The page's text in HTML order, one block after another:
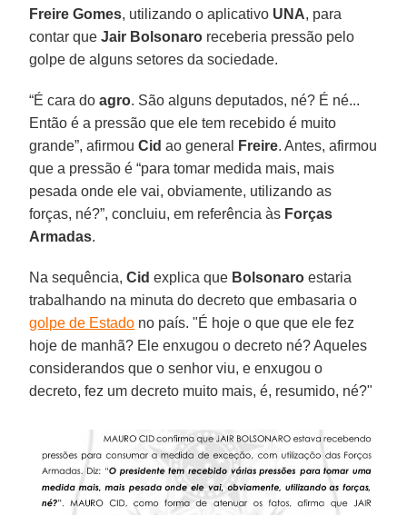
Freire Gomes, utilizando o aplicativo UNA, para
contar queJair Bolsonaro receberia pressão pelo
golpe de alguns setores da sociedade.
“É cara doagro. São alguns deputados, né? É né...
Então é a pressão que ele tem recebido é muito
grande”, afirmouCid ao general Freire. Antes, afirmou
que a pressão é “para tomar medida mais, mais
pesada onde ele vai, obviamente, utilizando as
forças, né?”, concluiu, em referência às Forças
Armadas.
Na sequência, Cid explica que Bolsonaro estaria
trabalhando na minuta do decreto que embasaria o
golpe de Estado no país. "É hoje o que que ele fez
hoje de manhã? Ele enxugou o decreto né? Aqueles
considerandos que o senhor viu, e enxugou o
decreto, fez um decreto muito mais, é, resumido, né?"